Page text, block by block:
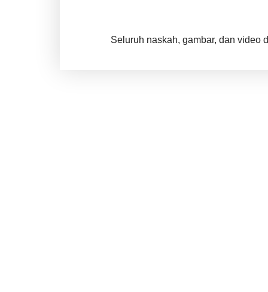
Seluruh naskah, gambar, dan video